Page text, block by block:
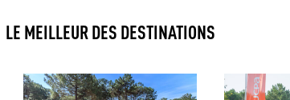
LE MEILLEUR DES DESTINATIONS